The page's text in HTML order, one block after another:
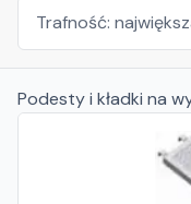
Podesty i kładki na